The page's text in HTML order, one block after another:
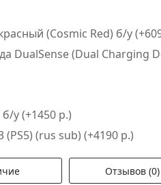
(Cosmic Red) б/у
DualSense (Dual Charging
у (+1450 р.)
(rus sub) (+4190 р.)
Отзывов (0)